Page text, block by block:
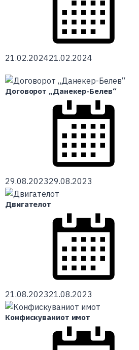
21.02.202421.02.2024
Договорот „Данекер-Белев“
29.08.202329.08.2023
Двигателот
21.08.202321.08.2023
Конфискуваниот имот